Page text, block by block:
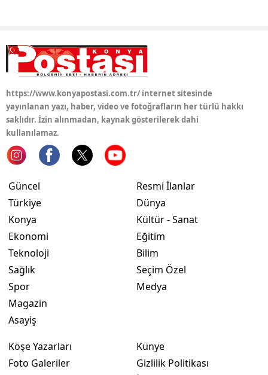
Van
Karaman
Batman
https://www.konyapostasi.com.tr/ internet sitesinde
yayınlanan yazı, haber, video ve fotoğrafların her türlü hakkı
saklıdır. İzin alınmadan, kaynak gösterilerek dahi
kullanılamaz.
Güncel
Türkiye
Konya
Ekonomi
Teknoloji
Sağlık
Spor
Magazin
Asayiş
Resmi İlanlar
Dünya
Kültür - Sanat
Eğitim
Bilim
Seçim Özel
Medya
Köşe Yazarları
Foto Galeriler
Künye
Gizlilik Politikası